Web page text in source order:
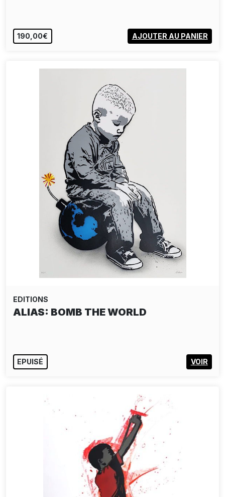
190,00€ AJOUTER AU PANIER
EDITIONS
ALIAS: CRYING BOY PAPER EDITION -
190,00€ AJOUTER AU PANIER